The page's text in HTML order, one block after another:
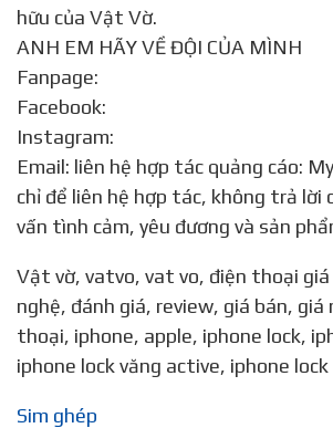
hữu của Vật Vờ.
ANH EM HÃY VỀ ĐỘI CỦA MÌNH
Fanpage:
Facebook:
Instagram:
Email: liên hệ hợp tác quảng cáo:
chỉ để liên hệ hợp tác, không trả lời
vấn tình cảm, yêu đương và sản
Vật vờ, vatvo, vat vo, điện thoại giá rẻ, video công
nghệ, đánh giá, review, giá bán, giá
thoại, iphone, apple, iphone lock,
iphone lock văng active, iphone lock
sim ghép